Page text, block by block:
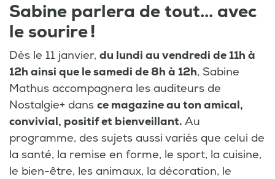
Sabine parlera de tout... avec
le sourire !
Dès le 11 janvier, du lundi au vendredi de 11h à
12h ainsi que le samedi de 8h à 12h, Sabine
Mathus accompagnera les auditeurs de
Nostalgie+ dans ce magazine au ton amical,
convivial, positif et bienveillant. Au
programme, des sujets aussi variés que celui de
la santé, la remise en forme, le sport, la cuisine,
le bien-être, les animaux, la décoration, le